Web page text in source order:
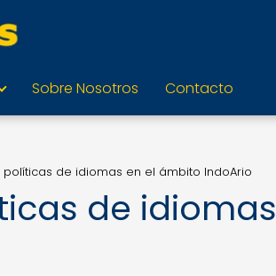
Sobre Nosotros Contacto
políticas de idiomas en el ámbito IndoArio
de idiomas